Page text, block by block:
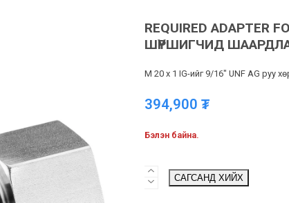
REQUIRED ADAPTER
ШҮРШИГЧИД
M 20 x 1 IG-ийг 9/16″ UNF AG руу
394,900 ₮
Бэлэн байна.
Required
adapter
САГСАНД ХИЙХ